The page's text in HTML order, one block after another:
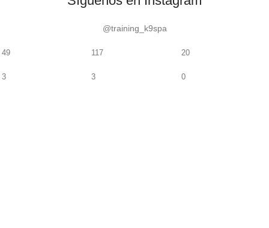
@training_k9spa
49
3
117
3
20
0